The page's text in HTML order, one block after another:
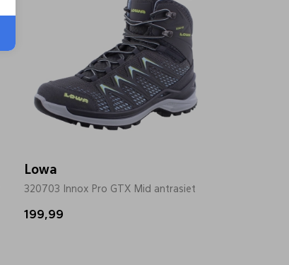
Lowa
320703 Innox Pro GTX Mid antrasiet
199,99